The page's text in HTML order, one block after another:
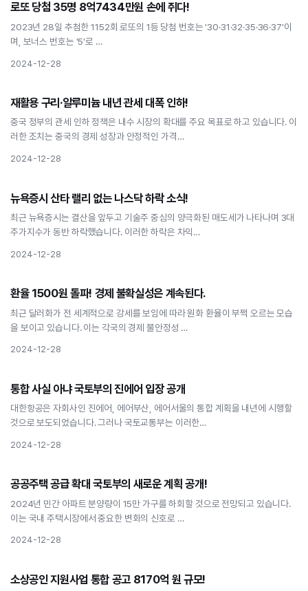
로또 당첨 35명 8억7434만원 손에 쥐다!
경제
로또 당첨 35명 8억7434만원 손에 쥐다!
2023년 28일 추첨한 1152회 로또의 1등 당첨 번호는 '30·31·32·35·36·37'이
며, 보너스 번호는 '5'로 …
2024-12-28
재활용 구리·알루미늄 내년 관세 대폭 인하!
경제
재활용 구리·알루미늄 내년 관세 대폭 인하!
중국 정부의 관세 인하 정책은 내수 시장의 확대를 주요 목표로 하고 있습니다. 이
러한 조치는 중국의 경제 성장과 안정적인 가격…
2024-12-28
뉴욕증시 산타 랠리 없는 나스닥 하락 소식!
경제
뉴욕증시 산타 랠리 없는 나스닥 하락 소식!
최근 뉴욕증시는 결산을 앞두고 기술주 중심의 양극화된 매도세가 나타나며 3대
주가지수가 동반 하락했습니다. 이러한 하락은 차익…
2024-12-28
환율 1500원 돌파! 경제 불확실성은 계속된다.
경제
환율 1500원 돌파! 경제 불확실성은 계속된다.
최근 달러화가 전 세계적으로 강세를 보임에 따라 원화 환율이 부쩍 오르는 모습
을 보이고 있습니다. 이는 각국의 경제 불안정성 …
2024-12-28
통합 사실 아냐 국토부의 진에어 입장 공개
경제
통합 사실 아냐 국토부의 진에어 입장 공개
대한항공은 자회사인 진에어, 에어부산, 에어서울의 통합 계획을 내년에 시행할
것으로 보도되었습니다. 그러나 국토교통부는 이러한…
2024-12-28
공공주택 공급 확대 국토부의 새로운 계획 공개!
경제
공공주택 공급 확대 국토부의 새로운 계획 공개!
2024년 민간 아파트 분양량이 15만 가구를 하회할 것으로 전망되고 있습니다.
이는 국내 주택시장에서 중요한 변화의 신호로 …
2024-12-28
소상공인 지원사업 통합 공고 8170억 원 규모!
경제
소상공인 지원사업 통합 공고 8170억 원 규모!